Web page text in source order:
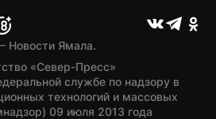
Новости Ямала.
«Север-Пресс»
службе по надзору в
технологий и массовых
09 июля 2013 года